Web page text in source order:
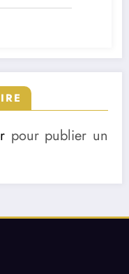
pour publier un